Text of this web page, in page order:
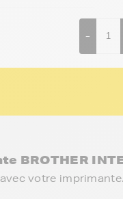
-
BROTHER
votre imprimante.